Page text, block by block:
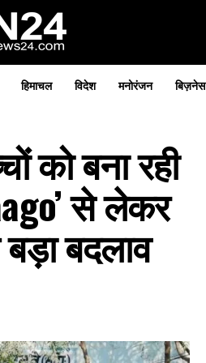
हिमाचल विदेश मनोरंजन बिज़नेस
को बना रही
से लेकर
बदलाव